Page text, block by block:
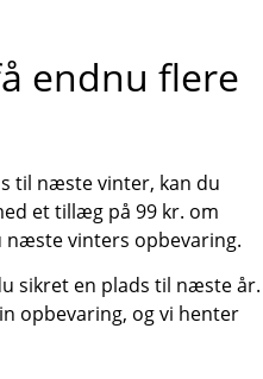
endnu flere
til næste vinter, kan du
et tillæg på 99 kr. om
næste vinters opbevaring.
sikret en plads til næste år.
opbevaring, og vi henter